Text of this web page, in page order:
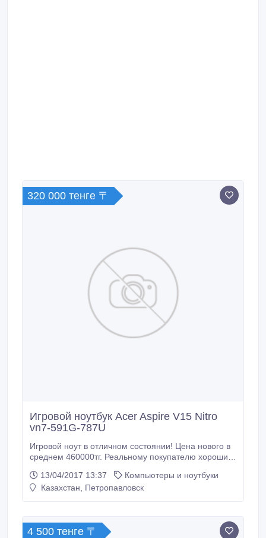
320 000 тенге 〒
Игровой ноутбук Acer Aspire V15 Nitro
vn7-591G-787U
Игровой ноут в отличном состоянии! Цена нового в
среднем 460000тг. Реальному покупателю хороший
2, 4 кг и тонкий 24мм, очень хорошая
производительность, низкий уровень шума работы
13/04/2017 13:37
Компьютеры и ноутбуки
Казахстан, Петропавловск
4 500 тенге 〒